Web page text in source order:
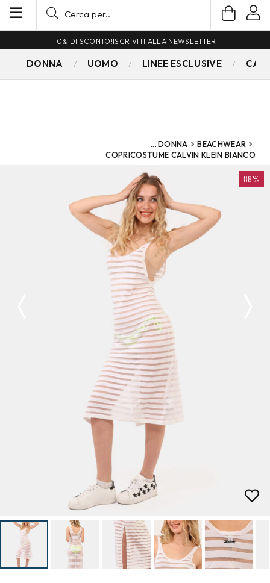
10% DI SCONTO!ISCRIVITI ALLA NEWSLETTER
DONNA UOMO LINEE ESCLUSIVE
DONNA
BEACHWEAR
COPRICOSTUME CALVIN KLEIN BIANCO
88%